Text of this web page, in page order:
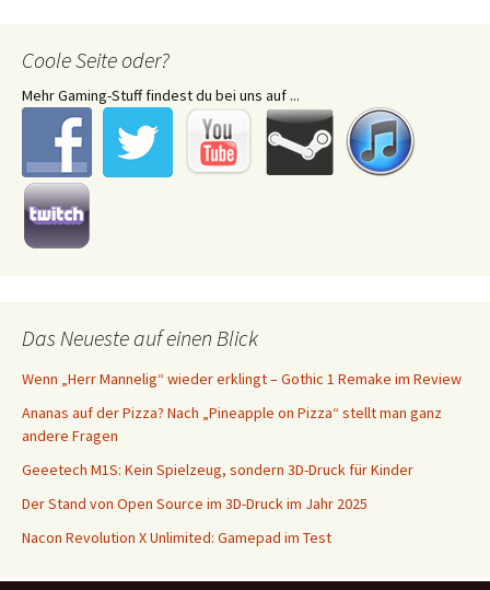
Coole Seite oder?
Mehr Gaming-Stuff findest du bei uns auf ...
Das Neueste auf einen Blick
Wenn „Herr Mannelig“ wieder erklingt – Gothic 1 Remake im Review
Ananas auf der Pizza? Nach „Pineapple on Pizza“ stellt man ganz
andere Fragen
Geeetech M1S: Kein Spielzeug, sondern 3D-Druck für Kinder
Der Stand von Open Source im 3D-Druck im Jahr 2025
Nacon Revolution X Unlimited: Gamepad im Test